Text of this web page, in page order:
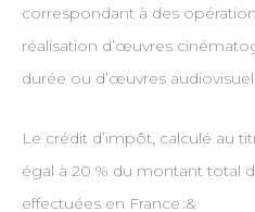
correspondant à des
réalisation d’œuvres
durée ou d’œuvres
Le crédit d’impôt, calculé au
égal à 20 % du montant total
effectuées en France :&